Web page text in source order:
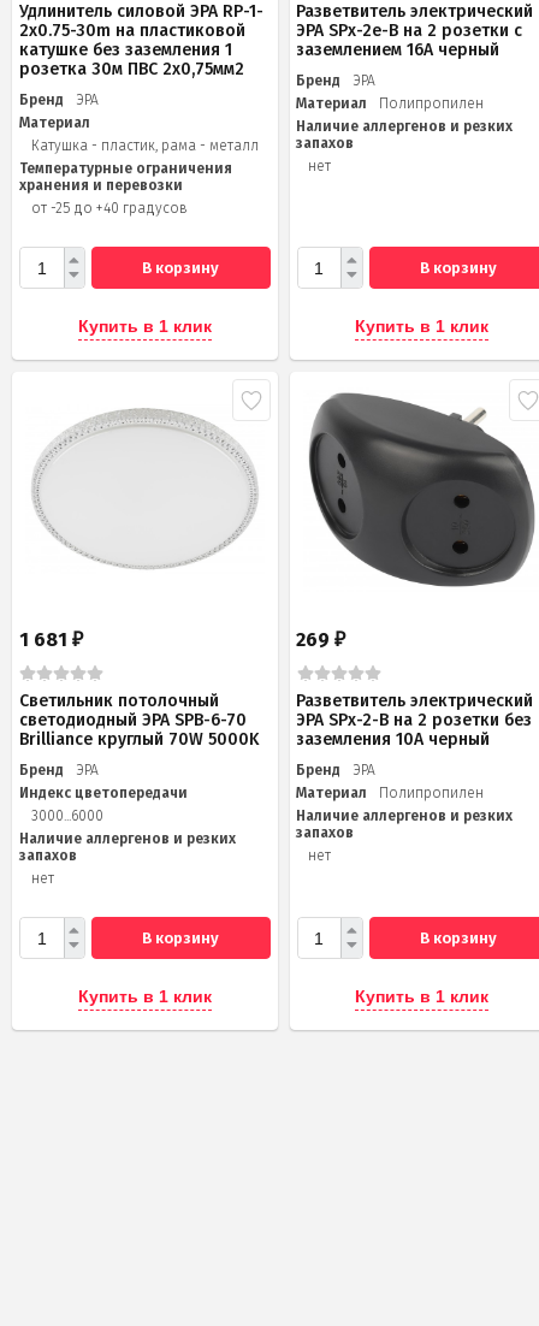
Удлинитель силовой ЭРА RP-1-
2x0.75-30m на пластиковой
катушке без заземления 1
розетка 30м ПВС 2х0,75мм2
Бренд
ЭРА
Материал
Катушка - пластик, рама - металл
Температурные ограничения
хранения и перевозки
от -25 до +40 градусов
В корзину
Купить в 1 клик
Разветвитель электрический
ЭРА SPx-2e-B на 2 розетки с
заземлением 16А черный
Бренд
ЭРА
Материал
Полипропилен
Наличие аллергенов и резких
запахов
нет
В корзину
Купить в 1 клик
1 681 ₽
Светильник потолочный
светодиодный ЭРА SPB-6-70
Brilliance круглый 70W 5000K
Бренд
ЭРА
Индекс цветопередачи
3000...6000
Наличие аллергенов и резких
запахов
нет
В корзину
Купить в 1 клик
269₽
Разветвитель электрический
ЭРА SPx-2-B на 2 розетки без
заземления 10А черный
Бренд
ЭРА
Материал
Полипропилен
Наличие аллергенов и резких
запахов
нет
В корзину
Купить в 1 клик